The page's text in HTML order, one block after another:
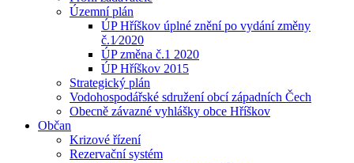
Územní plán
ÚP Hříškov úplné znění po vydání změny
č.1⁄2020
ÚP změna č.1 2020
ÚP Hříškov 2015
Strategický plán
Vodohospodářské sdružení obcí západních Čech
Obecně závazné vyhlášky obce Hříškov
Občan
Krizové řízení
Rezervační systém